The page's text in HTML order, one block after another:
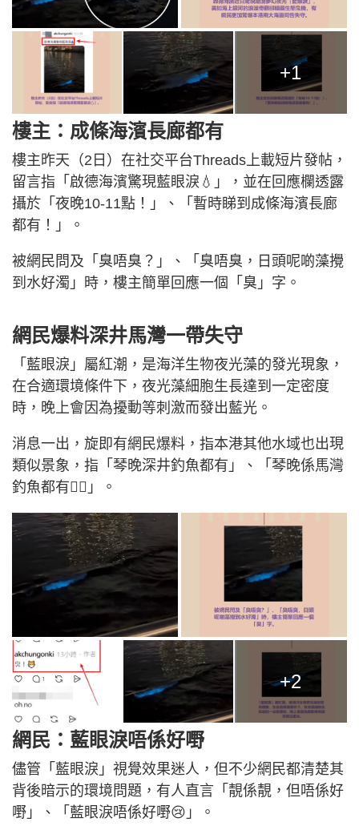
+1
樓主：成條海濱長廊都有
樓主昨天（2日）在社交平台Threads上載短片發帖，
留言指「啟德海濱驚現藍眼淚💧」，並在回應欄透露
攝於「夜晚10-11點！」、「暫時睇到成條海濱長廊
都有！」。
被網民問及「臭唔臭？」、「臭唔臭，日頭呢啲藻攪
到水好濁」時，樓主簡單回應一個「臭」字。
網民爆料深井馬灣一帶失守
「藍眼淚」屬紅潮，是海洋生物夜光藻的發光現象，
在合適環境條件下，夜光藻細胞生長達到一定密度
時，晚上會因為擾動等刺激而發出藍光。
消息一出，旋即有網民爆料，指本港其他水域也出現
類似景象，指「琴晚深井釣魚都有」、「琴晚係馬灣
釣魚都有😵‍💫」。
+2
網民：藍眼淚唔係好嘢
儘管「藍眼淚」視覺效果迷人，但不少網民都清楚其
背後暗示的環境問題，有人直言「靚係靚，但唔係好
嘢」、「藍眼淚唔係好嘢😢」。